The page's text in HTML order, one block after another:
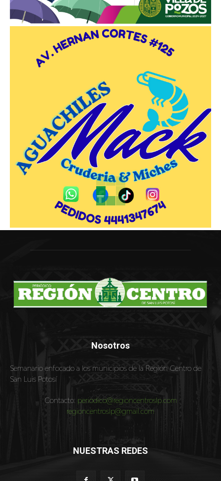
Nosotros
Semanario enfocado a los municipios de la Región Centro de
San Luis Potosí
Contacto: periodico@regioncentroslp.com
regioncentroslp@gmail.com
NUESTRAS REDES